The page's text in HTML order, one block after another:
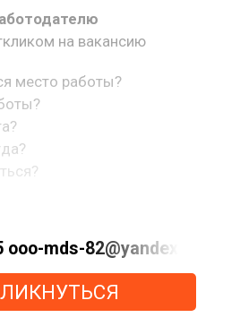
на вакансию
место работы?
ooo-mds-82@yandex.ru